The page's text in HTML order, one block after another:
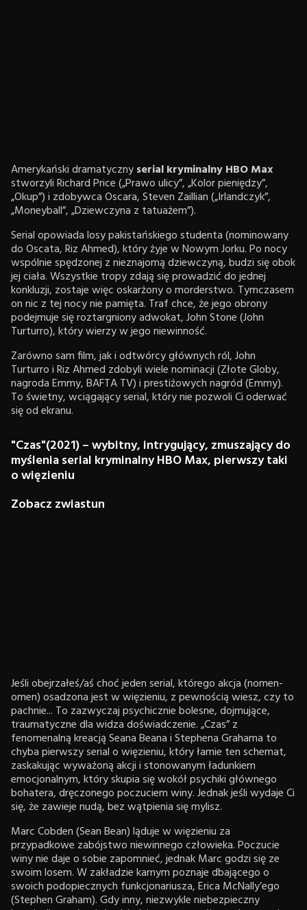
Amerykański dramatycznyserial kryminalny HBO Max
stworzyli Richard Price („Prawo ulicy”, „Kolor pieniędzy”,
„Okup”) i zdobywca Oscara, Steven Zaillian („Irlandczyk”,
„Moneyball”, „Dziewczyna z tatuażem”).
Serial opowiada losy pakistańskiego studenta (nominowany
do Oscata, Riz Ahmed), który żyje w Nowym Jorku. Po nocy
wspólnie spędzonej z nieznajomą dziewczyną, budzi się obok
jej ciała. Wszystkie tropy zdają się prowadzić do jednej
konkluzji, zostaje więc oskarżony o morderstwo. Tymczasem
on nic z tej nocy nie pamięta. Traf chce, że jego obrony
podejmuje się roztargniony adwokat, John Stone (John
Turturro), który wierzy w jego niewinność.
Zarówno sam film, jak i odtwórcy głównych ról, John
Turturro i Riz Ahmed zdobyli wiele nominacji (Złote Globy,
nagroda Emmy, BAFTA TV) i prestiżowych nagród (Emmy).
To świetny, wciągający serial, który nie pozwoli Ci oderwać
się od ekranu.
"Czas"(2021) – wybitny, intrygujący, zmuszający do
myślenia serial kryminalny HBO Max, pierwszy taki
o więzieniu
Zobacz zwiastun
Jeśli obejrzałeś/aś choć jeden serial, którego akcja (nomen-
omen) osadzona jest w więzieniu, z pewnością wiesz, czy to
pachnie... To zazwyczaj psychicznie bolesne, dojmujące,
traumatyczne dla widza doświadczenie. „Czas” z
fenomenalną kreacją Seana Beana i Stephena Grahama to
chyba pierwszy serial o więzieniu, który łamie ten schemat,
zaskakując wyważoną akcji i stonowanym ładunkiem
emocjonalnym, który skupia się wokół psychiki głównego
bohatera, dręczonego poczuciem winy. Jednak jeśli wydaje Ci
się, że zawieje nudą, bez wątpienia się mylisz.
Marc Cobden (Sean Bean) ląduje w więzieniu za
przypadkowe zabójstwo niewinnego człowieka. Poczucie
winy nie daje o sobie zapomnieć, jednak Marc godzi się ze
swoim losem. W zakładzie karnym poznaje dbającego o
swoich podopiecznych funkcjonariusza, Erica McNally’ego
(Stephen Graham). Gdy inny, niezwykle niebezpieczny